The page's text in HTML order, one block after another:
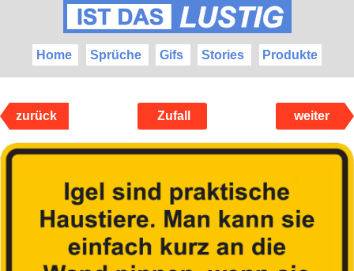
Home Sprüche Gifs Stories Produkte
zurück Zufall weiter